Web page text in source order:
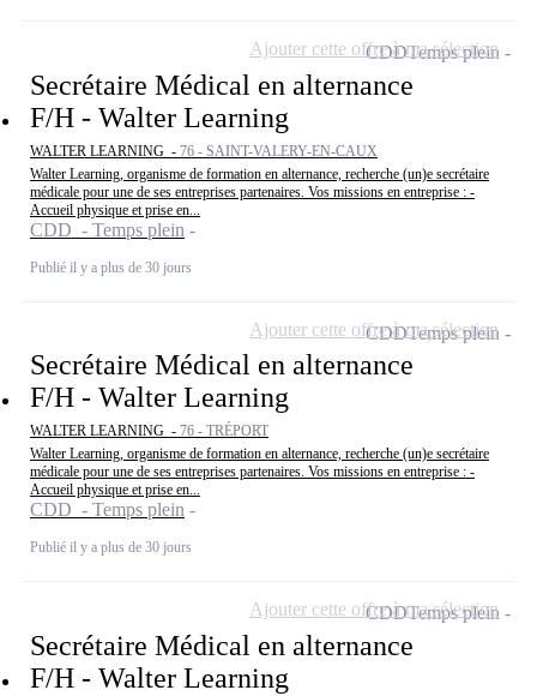
Secrétaire Médical en alternance
F/H - Walter Learning
WALTER LEARNING - 76 - SAINT-VALERY-EN-CAUX
Walter Learning, organisme de formation en alternance, recherche (un)e secrétaire
médicale pour une de ses entreprises partenaires. Vos missions en entreprise : -
Accueil physique et prise en...
CDD - Temps plein
Publié il y a plus de 30 jours
CDDTemps plein
Ajouter cette offre à ma sélection
Secrétaire Médical en alternance
F/H - Walter Learning
WALTER LEARNING - 76 - TRÉPORT
Walter Learning, organisme de formation en alternance, recherche (un)e secrétaire
médicale pour une de ses entreprises partenaires. Vos missions en entreprise : -
Accueil physique et prise en...
CDD - Temps plein
Publié il y a plus de 30 jours
CDDTemps plein
Ajouter cette offre à ma sélection
Secrétaire Médical en alternance
F/H - Walter Learning
CDDTemps plein
Ajouter cette offre à ma sélection